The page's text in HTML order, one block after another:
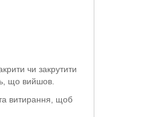
чи закрутити
що вийшов.
витирання, щоб